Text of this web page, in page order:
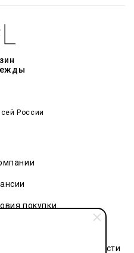
России
покупки
конфиденциальности